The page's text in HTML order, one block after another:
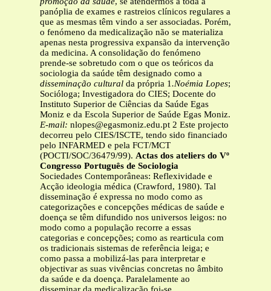
panóplia de exames e rastreios clínicos regulares a
que as mesmas têm vindo a ser associadas. Porém,
o fenómeno da medicalização não se materializa
apenas nesta progressiva expansão da intervenção
da medicina. A consolidação do fenómeno
prende-se sobretudo com o que os teóricos da
sociologia da saúde têm designado como a
disseminação cultural da própria 1.Noémia Lopes;
Socióloga; Investigadora do CIES; Docente do
Instituto Superior de Ciências da Saúde Egas
Moniz e da Escola Superior de Saúde Egas Moniz.
E-mail: nlopes@egasmoniz.edu.pt 2 Este projecto
decorreu pelo CIES/ISCTE, tendo sido financiado
pelo INFARMED e pela FCT/MCT
(POCTI/SOC/36479/99). Actas dos ateliers do Vº
Congresso Português de Sociologia
Sociedades Contemporâneas: Reflexividade e
Acção ideologia médica (Crawford, 1980). Tal
disseminação é expressa no modo como as
categorizações e concepções médicas de saúde e
doença se têm difundido nos universos leigos: no
modo como a população recorre a essas
categorias e concepções; como as rearticula com
os tradicionais sistemas de referência leiga; e
como passa a mobilizá-las para interpretar e
objectivar as suas vivências concretas no âmbito
da saúde e da doença. Paralelamente ao